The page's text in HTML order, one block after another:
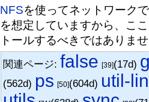
NFSを使ってネットワーク
を想定していますから、こ
トールするべきではありま
関連ページ: false [39](17d)
(562d) ps [50](604d) util-